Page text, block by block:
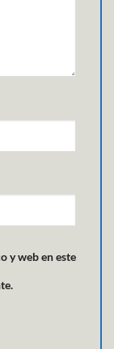
y web en este